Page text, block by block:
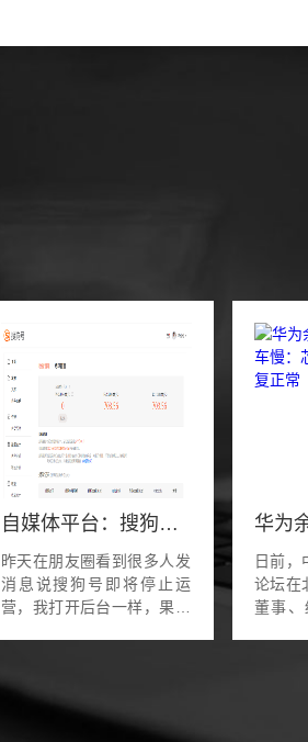
自媒体平台：搜狗号停止运营
昨天在朋友圈看到很多人发
消息说搜狗号即将停止运
营，我打开后台一样，果然
搜狗有很大关系，从目前
日前，
论坛在
董事、